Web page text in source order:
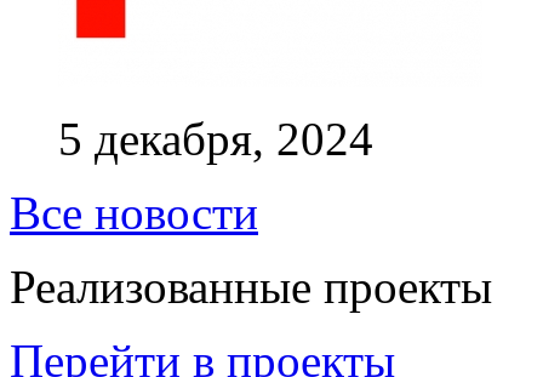
5 декабря, 2024
Все новости
Реализованные проекты
Перейти в проекты